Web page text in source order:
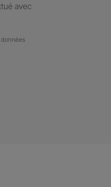
avec